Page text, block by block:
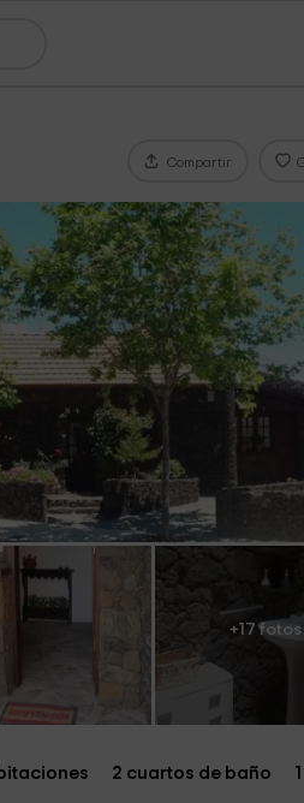
Compartir
+17 fotos
2 cuartos de baño